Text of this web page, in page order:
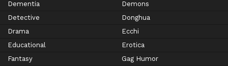
Dementia
Demons
Detective
Donghua
Drama
Ecchi
Educational
Erotica
Fantasy
Gag Humor